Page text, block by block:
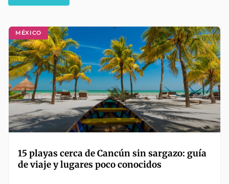
MÉXICO
15 playas cerca de Cancún sin sargazo: guía
de viaje y lugares poco conocidos